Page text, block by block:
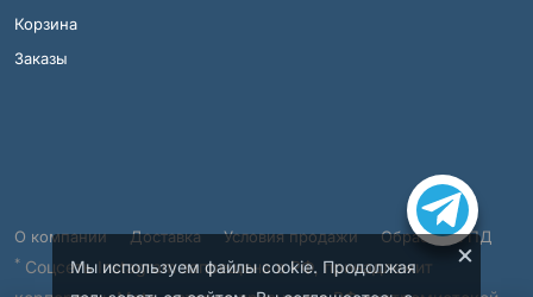
Корзина
Заказы
О компании Доставка Условия продажи Обработка ПД
* Соцсеть Instagram запрещена в РФ, принадлежит
Мы используем файлы cookie. Продолжая
×